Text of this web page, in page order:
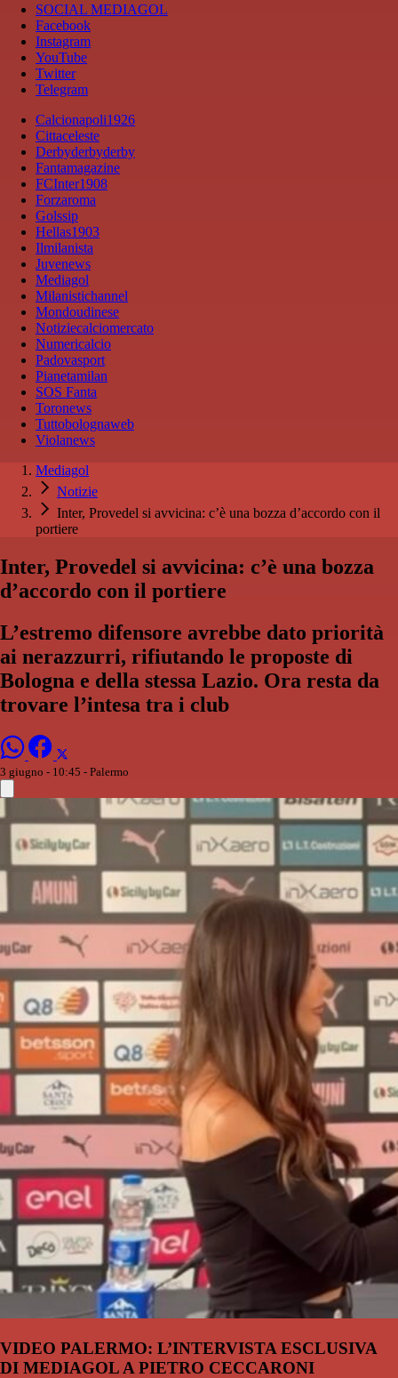
SOCIAL MEDIAGOL
Facebook
Instagram
YouTube
Twitter
Telegram
Calcionapoli1926
Cittaceleste
Derbyderbyderby
Fantamagazine
FCInter1908
Forzaroma
Golssip
Hellas1903
Ilmilanista
Juvenews
Mediagol
Milanistichannel
Mondoudinese
Notiziecalciomercato
Numericalcio
Padovasport
Pianetamilan
SOS Fanta
Toronews
Tuttobolognaweb
Violanews
Mediagol
Notizie
Inter, Provedel si avvicina: c’è una bozza d’accordo con il
portiere
Inter, Provedel si avvicina: c’è una bozza
d’accordo con il portiere
L’estremo difensore avrebbe dato priorità
ai nerazzurri, rifiutando le proposte di
Bologna e della stessa Lazio. Ora resta da
trovare l’intesa tra i club
3 giugno - 10:45 - Palermo
VIDEO PALERMO: L’INTERVISTA ESCLUSIVA
DI MEDIAGOL A PIETRO CECCARONI